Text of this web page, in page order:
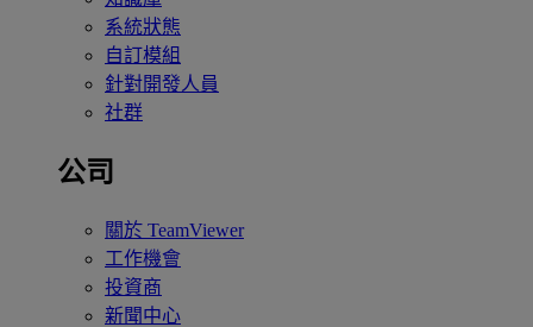
系統狀態
自訂模組
針對開發人員
社群
公司
關於 TeamViewer
工作機會
投資商
新聞中心